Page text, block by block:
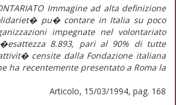
Immagine ad alta definizione
pu� contare in Italia su poco
impegnate nel volontariato
8.893, pari al 90% di tutte
censite dalla Fondazione italiana
ha recentemente presentato a Roma la
Articolo, 15/03/1994, pag. 168